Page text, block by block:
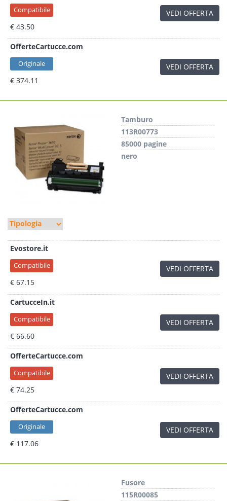
Compatibile
€ 43.50
VEDI OFFERTA
OfferteCartucce.com
Originale
€ 374.11
VEDI OFFERTA
Tamburo
113R00773
85000 pagine
nero
Evostore.it
Compatibile
€ 67.15
VEDI OFFERTA
CartucceIn.it
Compatibile
€ 66.60
VEDI OFFERTA
OfferteCartucce.com
Compatibile
€ 74.25
VEDI OFFERTA
OfferteCartucce.com
Originale
€ 117.06
VEDI OFFERTA
Fusore
115R00085